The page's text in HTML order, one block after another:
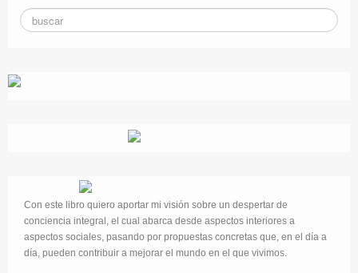
Con este libro quiero aportar mi visión sobre un despertar de
conciencia integral, el cual abarca desde aspectos interiores a
aspectos sociales, pasando por propuestas concretas que, en el día a
día, pueden contribuir a mejorar el mundo en el que vivimos.